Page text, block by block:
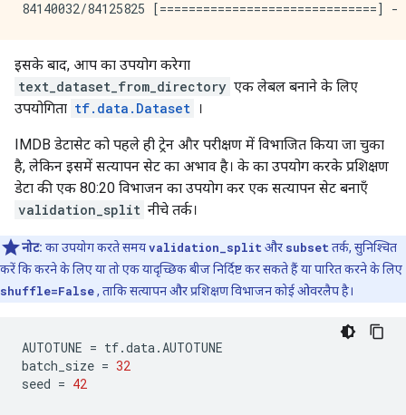
इसके बाद, आप का उपयोग करेगा
text_dataset_from_directory एक लेबल बनाने के लिए
उपयोगिता tf.data.Dataset ।
IMDB डेटासेट को पहले ही ट्रेन और परीक्षण में विभाजित किया जा चुका
है, लेकिन इसमें सत्यापन सेट का अभाव है। के का उपयोग करके प्रशिक्षण
डेटा की एक 80:20 विभाजन का उपयोग कर एक सत्यापन सेट बनाएँ
validation_split नीचे तर्क।
नोट: का उपयोग करते समयvalidation_split और subset तर्क, सुनिश्चित
करें कि करने के लिए या तो एक यादृच्छिक बीज निर्दिष्ट कर सकते हैं या पारित करने के लिए
shuffle=False, ताकि सत्यापन और प्रशिक्षण विभाजन कोई ओवरलैप है।
AUTOTUNE = tf.data.AUTOTUNE
batch_size = 32
seed = 42